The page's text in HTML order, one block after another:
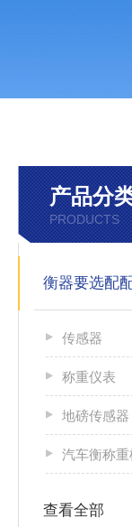
产品分
PRODUCTS
衡器要选配
传感器
称重仪表
地磅传感器
汽车衡称
查看全部